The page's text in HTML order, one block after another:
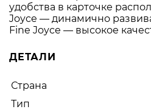
удобства в карточке
Joyce — динамично
Fine Joyce — высокое
ДЕТАЛИ
Страна
Тип